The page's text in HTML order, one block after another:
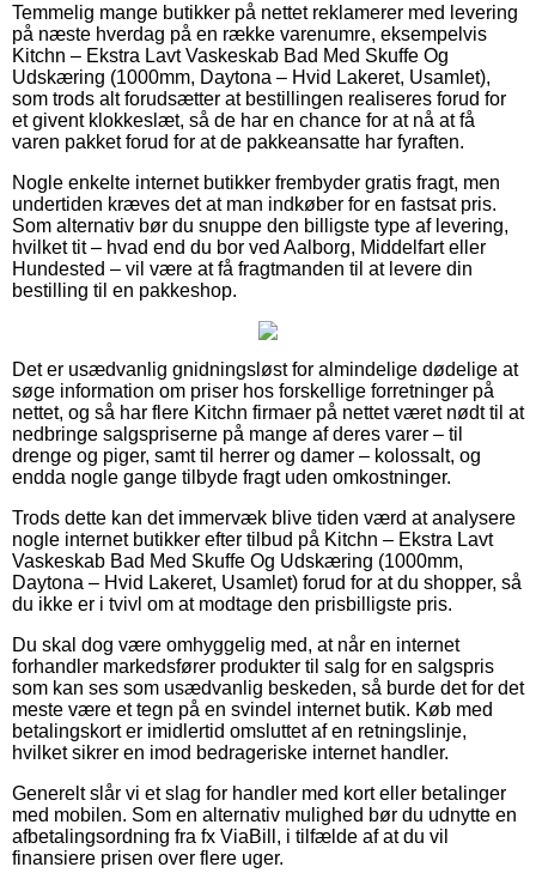
Temmelig mange butikker på nettet reklamerer med levering
på næste hverdag på en række varenumre, eksempelvis
Kitchn – Ekstra Lavt Vaskeskab Bad Med Skuffe Og
Udskæring (1000mm, Daytona – Hvid Lakeret, Usamlet),
som trods alt forudsætter at bestillingen realiseres forud for
et givent klokkeslæt, så de har en chance for at nå at få
varen pakket forud for at de pakkeansatte har fyraften.
Nogle enkelte internet butikker frembyder gratis fragt, men
undertiden kræves det at man indkøber for en fastsat pris.
Som alternativ bør du snuppe den billigste type af levering,
hvilket tit – hvad end du bor ved Aalborg, Middelfart eller
Hundested – vil være at få fragtmanden til at levere din
bestilling til en pakkeshop.
Det er usædvanlig gnidningsløst for almindelige dødelige at
søge information om priser hos forskellige forretninger på
nettet, og så har flere Kitchn firmaer på nettet været nødt til at
nedbringe salgspriserne på mange af deres varer – til
drenge og piger, samt til herrer og damer – kolossalt, og
endda nogle gange tilbyde fragt uden omkostninger.
Trods dette kan det immervæk blive tiden værd at analysere
nogle internet butikker efter tilbud på Kitchn – Ekstra Lavt
Vaskeskab Bad Med Skuffe Og Udskæring (1000mm,
Daytona – Hvid Lakeret, Usamlet) forud for at du shopper, så
du ikke er i tvivl om at modtage den prisbilligste pris.
Du skal dog være omhyggelig med, at når en internet
forhandler markedsfører produkter til salg for en salgspris
som kan ses som usædvanlig beskeden, så burde det for det
meste være et tegn på en svindel internet butik. Køb med
betalingskort er imidlertid omsluttet af en retningslinje,
hvilket sikrer en imod bedrageriske internet handler.
Generelt slår vi et slag for handler med kort eller betalinger
med mobilen. Som en alternativ mulighed bør du udnytte en
afbetalingsordning fra fx ViaBill, i tilfælde af at du vil
finansiere prisen over flere uger.